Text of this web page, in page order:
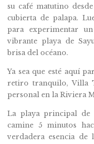
su café matutino
cubierta de palapa.
para experimentar
vibrante playa de
brisa del océano.
Ya sea que esté aquí
retiro tranquilo, Villa
personal en la Riviera
La playa principal de
camine 5 minutos
verdadera esencia